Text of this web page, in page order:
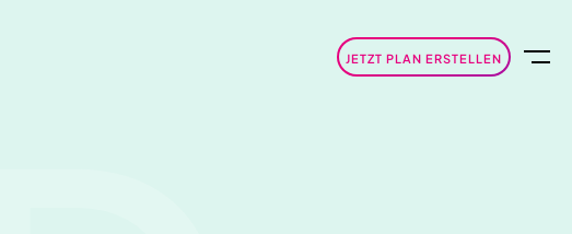
JETZT PLAN ERSTELLEN